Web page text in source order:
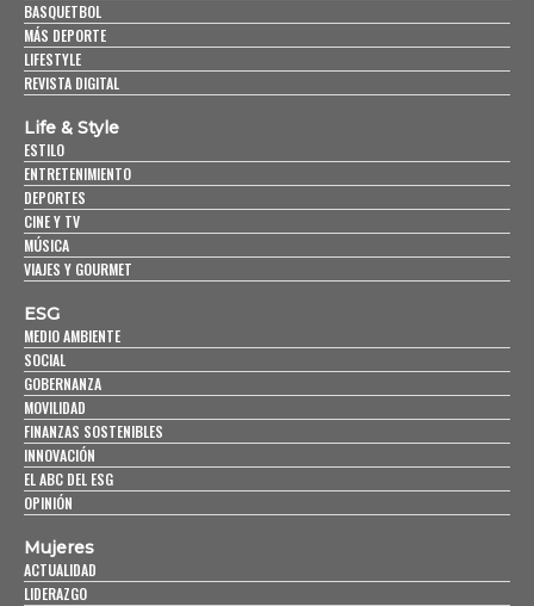
BASQUETBOL
MÁS DEPORTE
LIFESTYLE
REVISTA DIGITAL
Life & Style
ESTILO
ENTRETENIMIENTO
DEPORTES
CINE Y TV
MÚSICA
VIAJES Y GOURMET
ESG
MEDIO AMBIENTE
SOCIAL
GOBERNANZA
MOVILIDAD
FINANZAS SOSTENIBLES
INNOVACIÓN
EL ABC DEL ESG
OPINIÓN
Mujeres
ACTUALIDAD
LIDERAZGO